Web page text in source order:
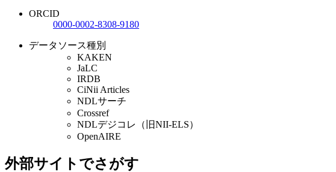
ORCID
0000-0002-8308-9180
データソース種別
KAKEN
JaLC
IRDB
CiNii Articles
NDLサーチ
Crossref
NDLデジコレ（旧NII-ELS）
OpenAIRE
外部サイトでさがす